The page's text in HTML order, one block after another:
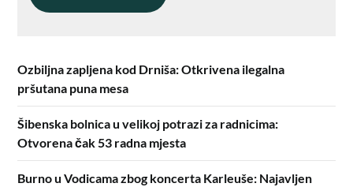
Ozbiljna zapljena kod Drniša: Otkrivena ilegalna
pršutana puna mesa
Šibenska bolnica u velikoj potrazi za radnicima:
Otvorena čak 53 radna mjesta
Burno u Vodicama zbog koncerta Karleuše: Najavljen